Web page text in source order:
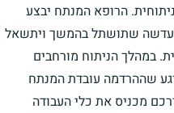
הרופא המנתח יבצע
שתושתל בהמשך ויתשאל
במהלך הניתוח מורחבים
שההרדמה עובדת המנתח
מכניס את כלי העבודה